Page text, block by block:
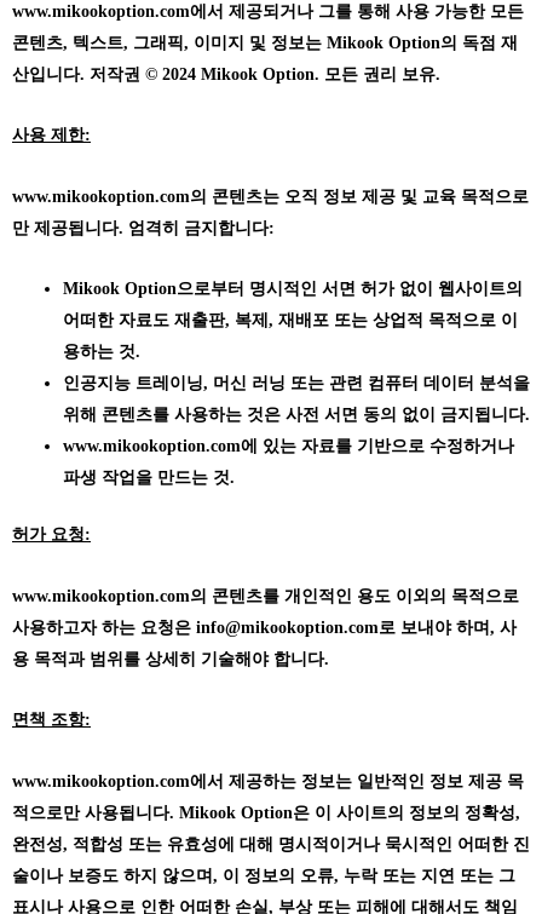
www.mikookoption.com에서 제공되거나 그를 통해 사용 가능한 모든
콘텐츠, 텍스트, 그래픽, 이미지 및 정보는 Mikook Option의 독점 재
산입니다. 저작권 © 2024 Mikook Option. 모든 권리 보유.
사용 제한:
www.mikookoption.com의 콘텐츠는 오직 정보 제공 및 교육 목적으로
만 제공됩니다. 엄격히 금지합니다:
Mikook Option으로부터 명시적인 서면 허가 없이 웹사이트의
어떠한 자료도 재출판, 복제, 재배포 또는 상업적 목적으로 이
용하는 것.
인공지능 트레이닝, 머신 러닝 또는 관련 컴퓨터 데이터 분석을
위해 콘텐츠를 사용하는 것은 사전 서면 동의 없이 금지됩니다.
www.mikookoption.com에
있는 자료를 기반으로 수정하거나
파생 작업을 만드는 것.
허가 요청:
www.mikookoption.com의 콘텐츠를 개인적인 용도 이외의 목적으로
사용하고자 하는 요청은 info@mikookoption.com로 보내야 하며, 사
용 목적과 범위를 상세히 기술해야 합니다.
면책 조항:
www.mikookoption.com에서 제공하는 정보는 일반적인 정보 제공 목
적으로만 사용됩니다. Mikook Option은 이 사이트의 정보의 정확성,
완전성, 적합성 또는 유효성에 대해 명시적이거나 묵시적인 어떠한 진
술이나 보증도 하지 않으며, 이 정보의 오류, 누락 또는 지연 또는 그
표시나 사용으로 인한 어떠한 손실, 부상 또는 피해에 대해서도 책임